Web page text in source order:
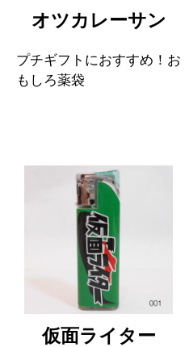
オツカレーサン
プチギフトにおすすめ！お
もしろ薬袋
仮面ライター